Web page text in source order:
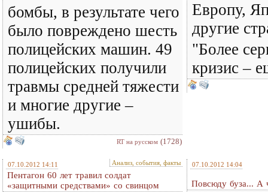
бомбы, в результате чего
было повреждено шесть
полицейских машин. 49
полицейских получили
травмы средней тяжести
и многие другие –
ушибы.
RT на русском (1728)
Европу,
другие
"Более
кризис –
07.10.2012 14:11 Анализ, события, факты
Пентагон 60 лет травил солдат
«защитными средствами» со свинцом
07.10.2012 14:04
Повсюду буза... А